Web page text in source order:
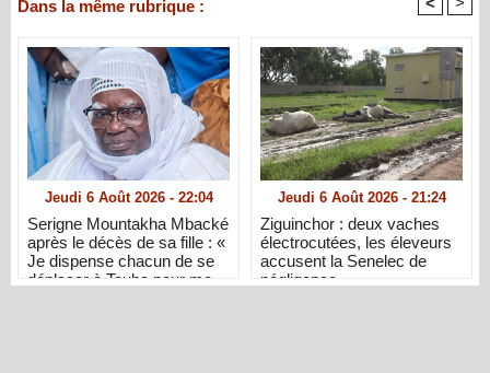
Dans la même rubrique :
Jeudi 6 Août 2026 - 22:04
Serigne Mountakha Mbacké
après le décès de sa fille : «
Je dispense chacun de se
déplacer à Touba pour me
Jeudi 6 Août 2026 - 21:24
Ziguinchor : deux vaches
électrocutées, les éleveurs
accusent la Senelec de
négligence